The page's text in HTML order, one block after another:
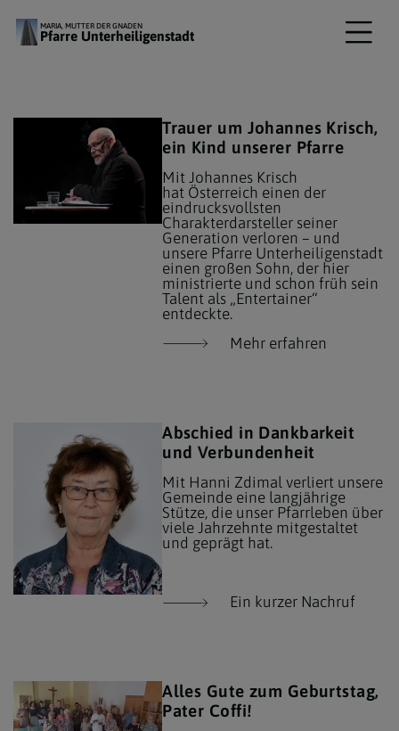
MARIA, MUTTER DER GNADEN
Pfarre Unterheiligenstadt
Trauer um Johannes Krisch,
ein Kind unserer Pfarre
Mit Johannes Krisch
hat Österreich einen der
eindrucksvollsten
Charakterdarsteller seiner
Generation verloren – und
unsere Pfarre Unterheiligenstadt
einen großen Sohn, der hier
ministrierte und schon früh sein
Talent als „Entertainer“
entdeckte.
Mehr erfahren
Abschied in Dankbarkeit
und Verbundenheit
Mit Hanni Zdimal verliert unsere
Gemeinde eine langjährige
Stütze, die unser Pfarrleben über
viele Jahrzehnte mitgestaltet
und geprägt hat.
Ein kurzer Nachruf
Alles Gute zum Geburtstag,
Pater Coffi!